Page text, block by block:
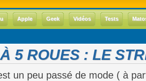
Apple Geek Vidéos Tests
5 ROUES : LE
un peu passé de mode ( à